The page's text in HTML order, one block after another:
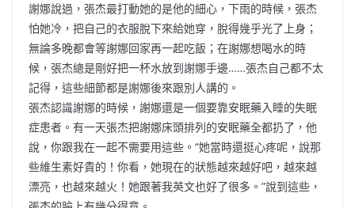
謝娜說過，張杰最打動她的是他的細心，下雨的時候，張杰
怕她冷，把自己的衣服脫下來給她穿，脫得幾乎光了上身；
無論多晚都會等謝娜回家再一起吃飯；在謝娜想喝水的時
候，張杰總是剛好把一杯水放到謝娜手邊……張杰自己都不太
記得，這些細節都是謝娜後來跟別人講的。
張杰認識謝娜的時候，謝娜還是一個要靠安眠藥入睡的失眠
症患者。有一天張杰把謝娜床頭排列的安眠藥全都扔了，他
說，你跟我在一起不需要用這些。“她當時還挺心疼呢，說那
些維生素好貴的！你看，她現在的狀態越來越好吧，越來越
漂亮，也越來越火！她跟著我英文也好了很多。”說到這些，